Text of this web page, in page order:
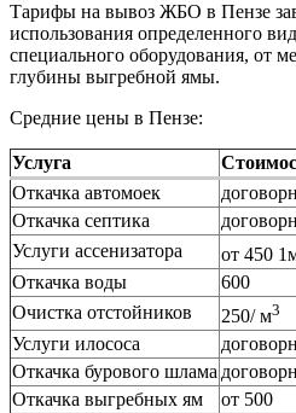
Тарифы на вывоз ЖБО в Пензе
использования определенного
специального оборудования, от
глубины выгребной ямы.
Средние цены в Пензе:
Услуга
Откачка автомоек
Откачка септика
Услуги ассенизатора
от 450
Откачка воды
600
Очистка отстойников
250/ м3
Услуги илососа
Откачка бурового шлама
Откачка выгребных ям
от 500